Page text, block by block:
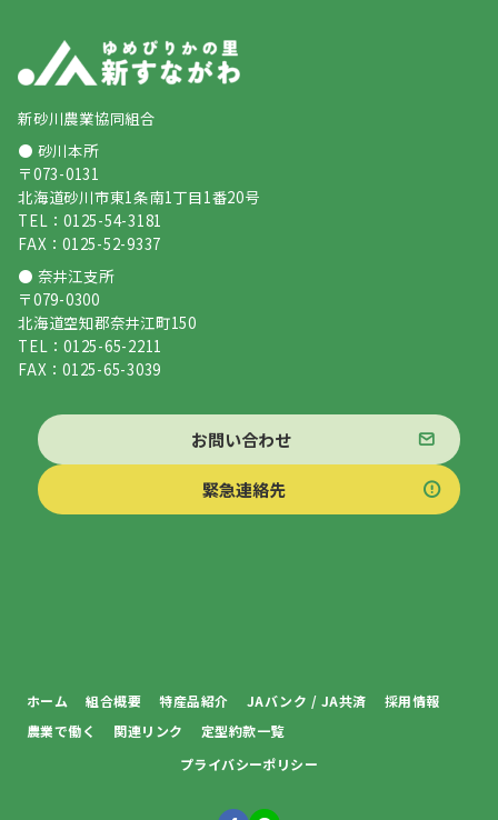
新砂川農業協同組合
● 砂川本所
〒073-0131
北海道砂川市東1条南1丁目1番20号
TEL：0125-54-3181
FAX：0125-52-9337
● 奈井江支所
〒079-0300
北海道空知郡奈井江町150
TEL：0125-65-2211
FAX：0125-65-3039
お問い合わせ
緊急連絡先
ホーム 組合概要 特産品紹介 JAバンク / JA共済
採用情報
農業で働く
関連リンク
定型約款一覧
プライバシーポリシー